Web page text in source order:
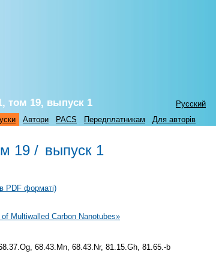
том 19, выпуск 1 Русский
Автори PACS Передплатникам Для авторів
19 / выпуск 1
PDF форматі)
Multiwalled Carbon Nanotubes»
68.43.Mn, 68.43.Nr, 81.15.Gh, 81.65.-b